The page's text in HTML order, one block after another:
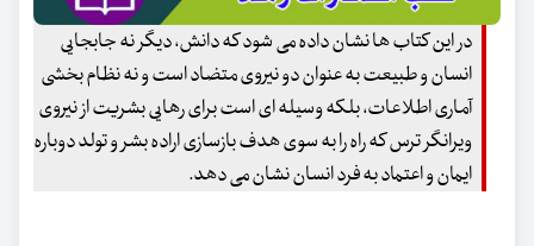
در این کتاب ها نشان داده می شود که دانش، دیگر نه جابجایی
انسان و طبیعت به عنوان دو نیروی متضاد است و نه نظام بخشی
آماری اطلاعات، بلکه وسیله ای است برای رهایی بشریت از نیروی
ویرانگر ترس که راه را به سوی هدف بازسازی اراده بشر و تولد دوباره
ایمان و اعتماد به فرد انسان نشان می دهد.